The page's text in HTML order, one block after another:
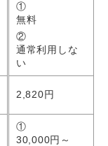
①
無料
②
通常利用しな
い
2,820円
①
30,000円～